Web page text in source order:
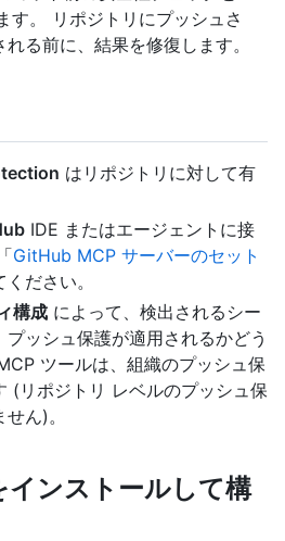
す。 リポジトリにプッシュさ
る前に、結果を修復します。
はリポジトリに対して有
IDE またはエージェントに接
GitHub MCP サーバーのセット
ださい。
構成 によって、検出されるシー
プッシュ保護が適用されるかどう
ツールは、組織のプッシュ保
(リポジトリ レベルのプッシュ保
ん)。
インストールして構